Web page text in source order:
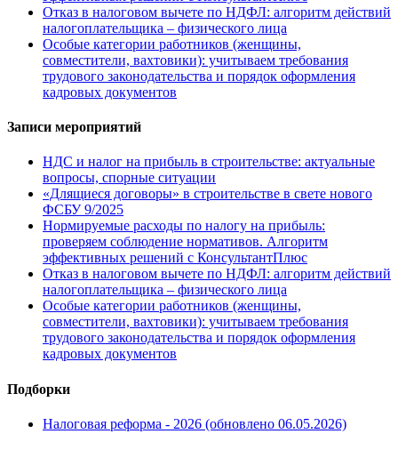
Отказ в налоговом вычете по НДФЛ: алгоритм действий
налогоплательщика – физического лица
Особые категории работников (женщины,
совместители, вахтовики): учитываем требования
трудового законодательства и порядок оформления
кадровых документов
Записи мероприятий
НДС и налог на прибыль в строительстве: актуальные
вопросы, спорные ситуации
«Длящиеся договоры» в строительстве в свете нового
ФСБУ 9/2025
Нормируемые расходы по налогу на прибыль:
проверяем соблюдение нормативов. Алгоритм
эффективных решений с КонсультантПлюс
Отказ в налоговом вычете по НДФЛ: алгоритм действий
налогоплательщика – физического лица
Особые категории работников (женщины,
совместители, вахтовики): учитываем требования
трудового законодательства и порядок оформления
кадровых документов
Подборки
Налоговая реформа - 2026 (обновлено 06.05.2026)